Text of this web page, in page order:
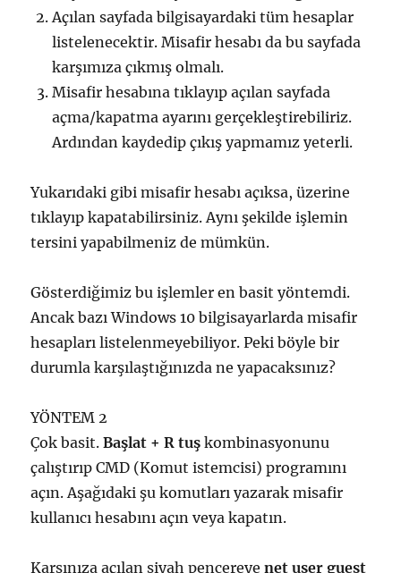
Açılan sayfada bilgisayardaki tüm hesaplar
listelenecektir. Misafir hesabı da bu sayfada
karşımıza çıkmış olmalı.
Misafir hesabına tıklayıp açılan sayfada
açma/kapatma ayarını gerçekleştirebiliriz.
Ardından kaydedip çıkış yapmamız yeterli.
Yukarıdaki gibi misafir hesabı açıksa, üzerine
tıklayıp kapatabilirsiniz. Aynı şekilde işlemin
tersini yapabilmeniz de mümkün.
Gösterdiğimiz bu işlemler en basit yöntemdi.
Ancak bazı Windows 10 bilgisayarlarda misafir
hesapları listelenmeyebiliyor. Peki böyle bir
durumla karşılaştığınızda ne yapacaksınız?
YÖNTEM 2
Çok basit.Başlat + R tuş kombinasyonunu
çalıştırıp CMD (Komut istemcisi) programını
açın. Aşağıdaki şu komutları yazarak misafir
kullanıcı hesabını açın veya kapatın.
Karşınıza açılan siyah pencereyenet user guest